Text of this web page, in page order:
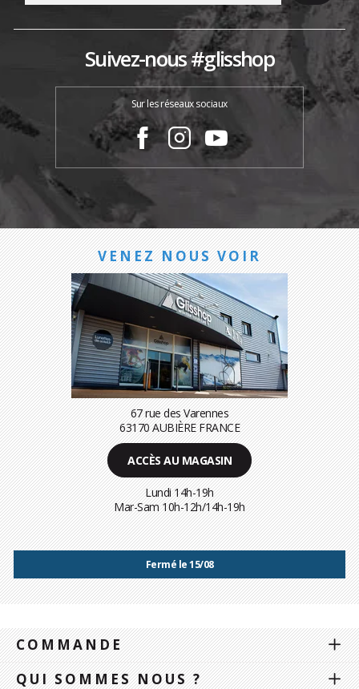
Suivez-nous #glisshop
Sur les réseaux sociaux
VENEZ NOUS VOIR
67 rue des Varennes
63170 AUBIÈRE FRANCE
ACCÈS AU MAGASIN
Lundi 14h-19h
Mar-Sam 10h-12h/14h-19h
Fermé le 15/08
COMMANDE
QUI SOMMES NOUS ?